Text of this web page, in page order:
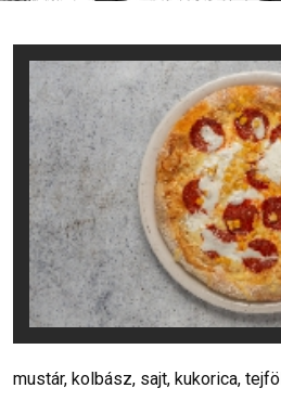
mustár, kolbász, sajt, kukorica, tejföl